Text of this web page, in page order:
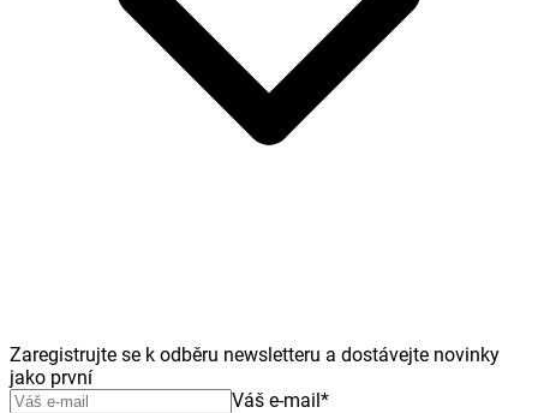
Zaregistrujte se k odběru newsletteru a dostávejte novinky
jako první
Váš e-mail*